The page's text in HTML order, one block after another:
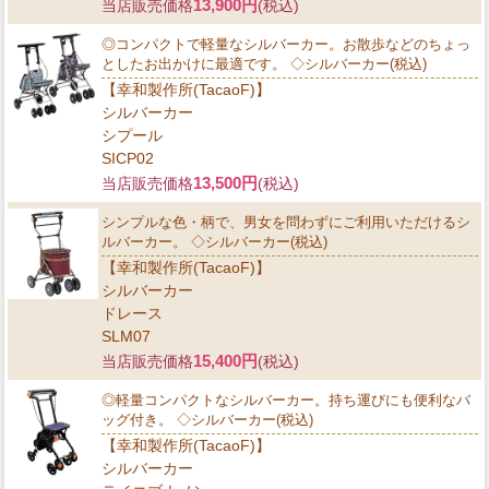
当店販売価格13,900円(税込)
◎コンパクトで軽量なシルバーカー。お散歩などのちょっ
としたお出かけに最適です。 ◇シルバーカー(税込)
【幸和製作所(TacaoF)】
シルバーカー
シプール
SICP02
当店販売価格13,500円(税込)
シンプルな色・柄で、男女を問わずにご利用いただけるシ
ルバーカー。 ◇シルバーカー(税込)
【幸和製作所(TacaoF)】
シルバーカー
ドレース
SLM07
当店販売価格15,400円(税込)
◎軽量コンパクトなシルバーカー。持ち運びにも便利なバ
ッグ付き。 ◇シルバーカー(税込)
【幸和製作所(TacaoF)】
シルバーカー